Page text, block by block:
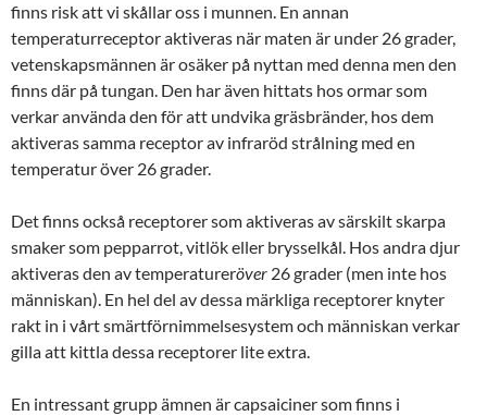
finns risk att vi skållar oss i munnen. En annan
temperaturreceptor aktiveras när maten är under 26 grader,
vetenskapsmännen är osäker på nyttan med denna men den
finns där på tungan. Den har även hittats hos ormar som
verkar använda den för att undvika gräsbränder, hos dem
aktiveras samma receptor av infraröd strålning med en
temperatur över 26 grader.
Det finns också receptorer som aktiveras av särskilt skarpa
smaker som pepparrot, vitlök eller brysselkål. Hos andra djur
aktiveras den av temperatureröver 26 grader (men inte hos
människan). En hel del av dessa märkliga receptorer knyter
rakt in i vårt smärtförnimmelsesystem och människan verkar
gilla att kittla dessa receptorer lite extra.
En intressant grupp ämnen är capsaiciner som finns i